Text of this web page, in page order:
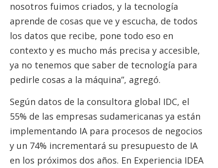
nosotros fuimos criados, y la tecnología
aprende de cosas que ve y escucha, de todos
los datos que recibe, pone todo eso en
contexto y es mucho más precisa y accesible,
ya no tenemos que saber de tecnología para
pedirle cosas a la máquina”, agregó.
Según datos de la consultora global IDC, el
55% de las empresas sudamericanas ya están
implementando IA para procesos de negocios
y un 74% incrementará su presupuesto de IA
en los próximos dos años. En Experiencia IDEA